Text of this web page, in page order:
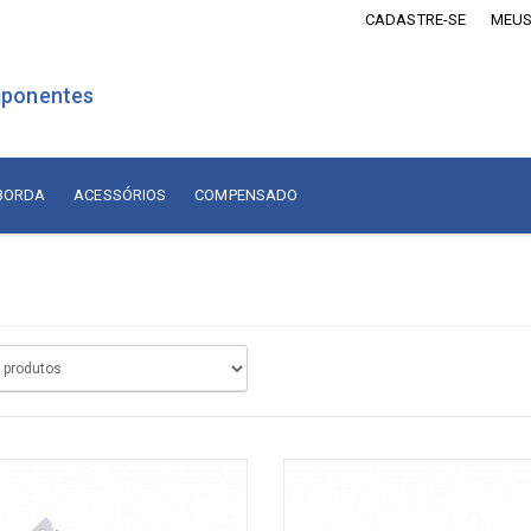
CADASTRE-SE
ACESSÓRIOS COMPENSADO